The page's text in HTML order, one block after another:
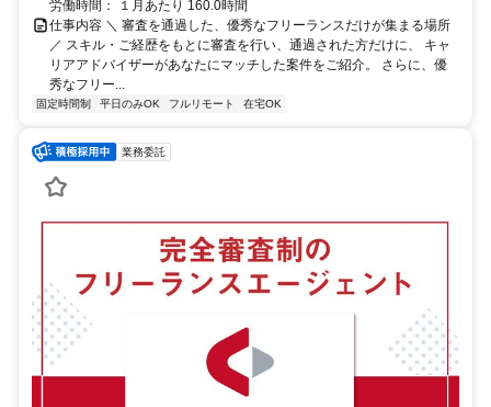
労働時間： １月あたり 160.0時間
仕事内容 ＼ 審査を通過した、優秀なフリーランスだけが集まる場所
／ スキル・ご経歴をもとに審査を行い、通過された方だけに、 キャ
リアアドバイザーがあなたにマッチした案件をご紹介。 さらに、優
秀なフリー...
固定時間制 平日のみOK フルリモート 在宅OK
業務委託